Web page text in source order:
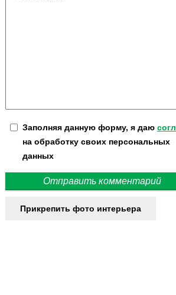
Заполняя данную форму, я даю
на обработку своих персональных
данных
Прикрепить фото интерьера